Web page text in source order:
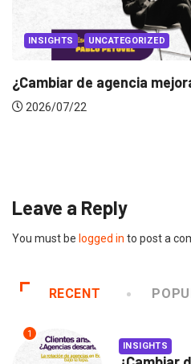
INSIGHTS
Leave a Reply
You must be logged in to post a
RECENT
1
INSIGHTS